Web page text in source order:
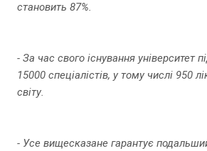
становить 87%.
- За час свого існування університет
15000 спеціалістів, у тому числі 950
світу.
- Усе вищесказане гарантує